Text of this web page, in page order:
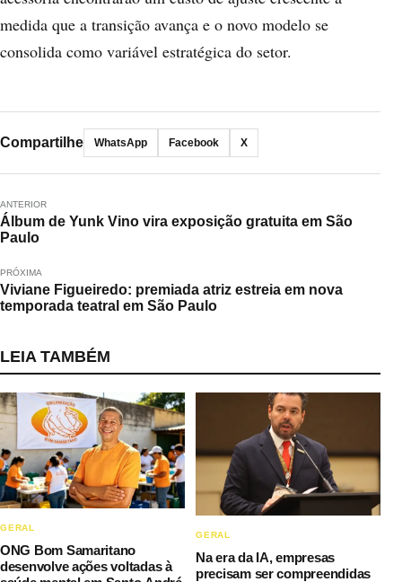
medida que a transição avança e o novo modelo se
consolida como variável estratégica do setor.
Compartilhe WhatsApp Facebook X
ANTERIOR
Álbum de Yunk Vino vira exposição gratuita em São
Paulo
PRÓXIMA
Viviane Figueiredo: premiada atriz estreia em nova
temporada teatral em São Paulo
LEIA TAMBÉM
GERAL
ONG Bom Samaritano
desenvolve ações voltadas à
GERAL
Na era da IA, empresas
precisam ser compreendidas